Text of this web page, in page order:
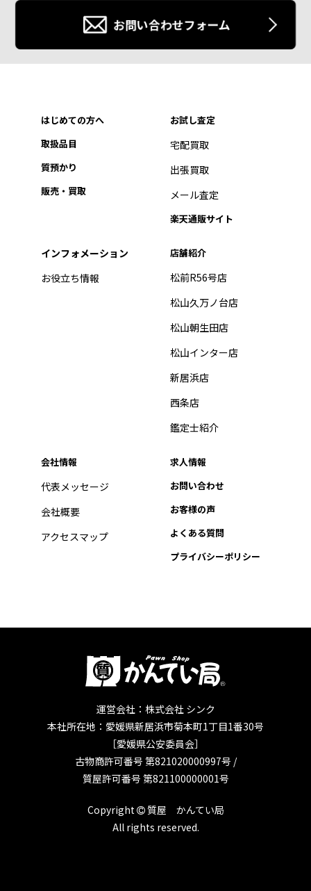
お問い合わせフォーム
はじめての方へ
取扱品目
質預かり
販売・買取
お試し査定
宅配買取
出張買取
メール査定
楽天通販サイト
インフォメーション
お役立ち情報
店舗紹介
松前R56号店
松山久万ノ台店
松山朝生田店
松山インター店
新居浜店
西条店
鑑定士紹介
会社情報
代表メッセージ
会社概要
アクセスマップ
求人情報
お問い合わせ
お客様の声
よくある質問
プライバシーポリシー
運営会社：株式会社 シンク
本社所在地：愛媛県新居浜市菊本町1丁目1番30号
［愛媛県公安委員会］
古物商許可番号 第821020000997号 /
質屋許可番号 第821100000001号
Copyright
質屋 かんてい局
All rights reserved.